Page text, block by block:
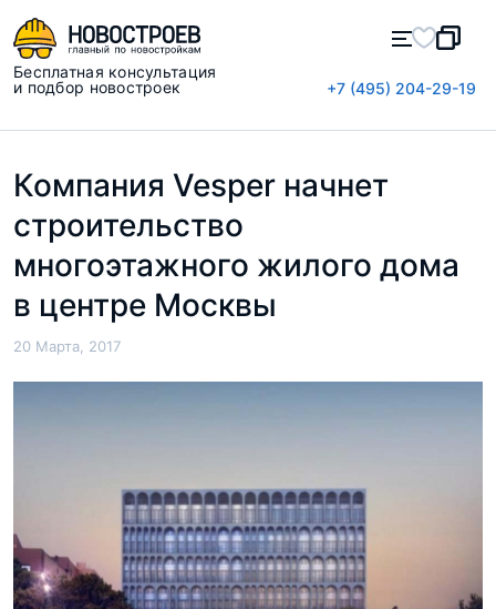
Бесплатная консультация
и подбор новостроек
+7 (495) 204-29-19
Компания Vesper начнет
строительство
многоэтажного жилого дома
в центре Москвы
20 Марта, 2017